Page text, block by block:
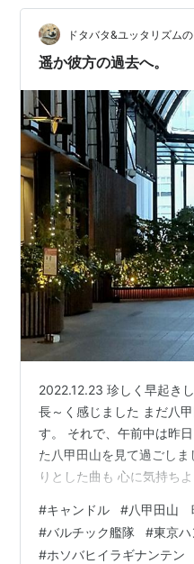
るようでしたね！ これが
ドタバタ&ユッタリズム
遥か彼方の過去へ。
2022.12.23 珍しく早起き
長～く感じました まだ八
す。 それで、午前中は昨
た八甲田山を見て過ごし
りとした曲も 心に気持ち
付いてる事故が お祖父ち
に驚いてます。 母方のお
#キャンドル #八甲田山
#バルチック艦隊 #東京
#ホソバヒイラギナンテン